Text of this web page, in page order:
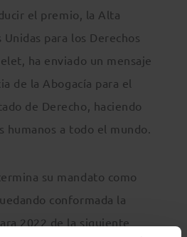
el premio, la Alta
para los Derechos
ha enviado un mensaje
de la Abogacía para el
de Derecho, haciendo
humanos a todo el mundo.
su mandato como
conformada la
2022 de la siguiente